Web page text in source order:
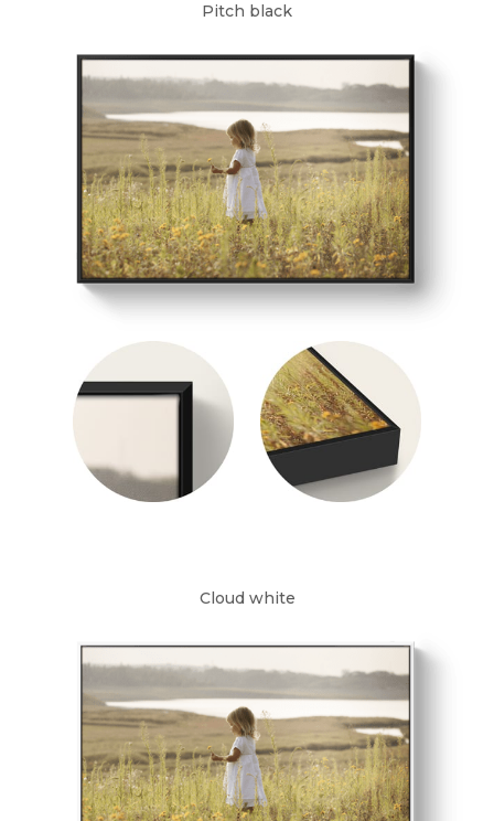
Impresión en Aluminio
Foto en Metacrilato
Pitch black
Cloud white